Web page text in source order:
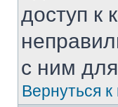
доступ к
с ним
Вернуться к